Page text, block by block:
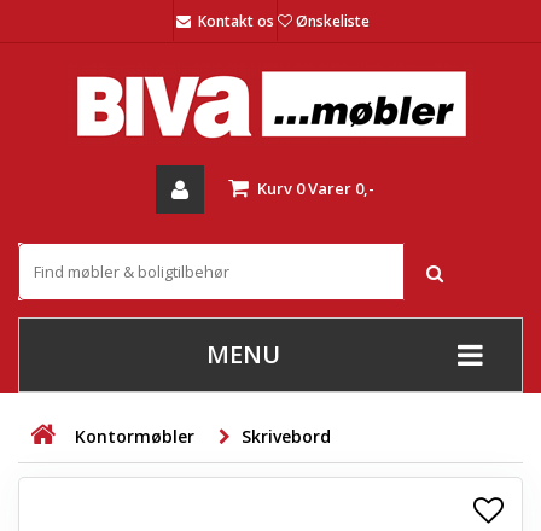
Kontakt os Ønskeliste
Kurv 0Varer 0,-
MENU
+
STUE
+
Kontormøbler Skrivebord